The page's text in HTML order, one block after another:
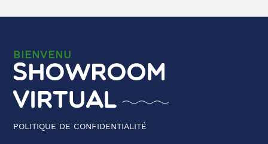
BIENVENU
POLITIQUE DE CONFIDENTIALITÉ